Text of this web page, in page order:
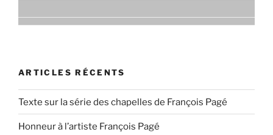
ARTICLES RÉCENTS
Texte sur la série des chapelles de François Pagé
Honneur à l’artiste François Pagé